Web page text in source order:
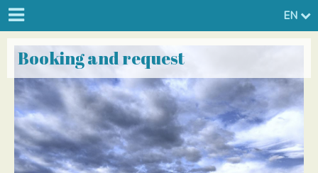
EN
Booking and request